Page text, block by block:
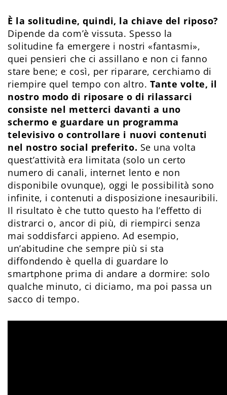
È la solitudine, quindi, la chiave del riposo?
Dipende da com’è vissuta. Spesso la
solitudine fa emergere i nostri «fantasmi»,
quei pensieri che ci assillano e non ci fanno
stare bene; e così, per riparare, cerchiamo di
riempire quel tempo con altro. Tante volte, il
nostro modo di riposare o di rilassarci
consiste nel metterci davanti a uno
schermo e guardare un programma
televisivo o controllare i nuovi contenuti
nel nostro social preferito. Se una volta
quest’attività era limitata (solo un certo
numero di canali, internet lento e non
disponibile ovunque), oggi le possibilità sono
infinite, i contenuti a disposizione inesauribili.
Il risultato è che tutto questo ha l’effetto di
distrarci o, ancor di più, di riempirci senza
mai soddisfarci appieno. Ad esempio,
un’abitudine che sempre più si sta
diffondendo è quella di guardare lo
smartphone prima di andare a dormire: solo
qualche minuto, ci diciamo, ma poi passa un
sacco di tempo.